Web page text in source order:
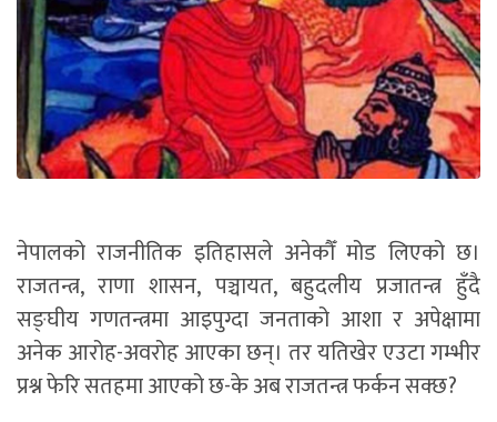
नेपालको राजनीतिक इतिहासले अनेकौँ मोड लिएको छ।
राजतन्त्र, राणा शासन, पञ्चायत, बहुदलीय प्रजातन्त्र हुँदै
सङ्घीय गणतन्त्रमा आइपुग्दा जनताको आशा र अपेक्षामा
अनेक आरोह-अवरोह आएका छन्। तर यतिखेर एउटा गम्भीर
प्रश्न फेरि सतहमा आएको छ-के अब राजतन्त्र फर्कन सक्छ?